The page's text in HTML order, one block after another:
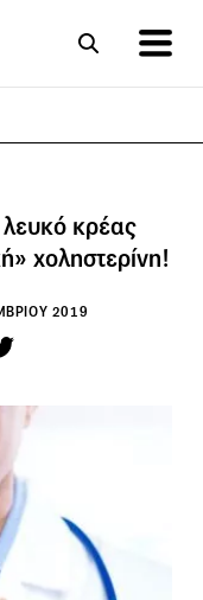
κρέας
χοληστερίνη!
2019